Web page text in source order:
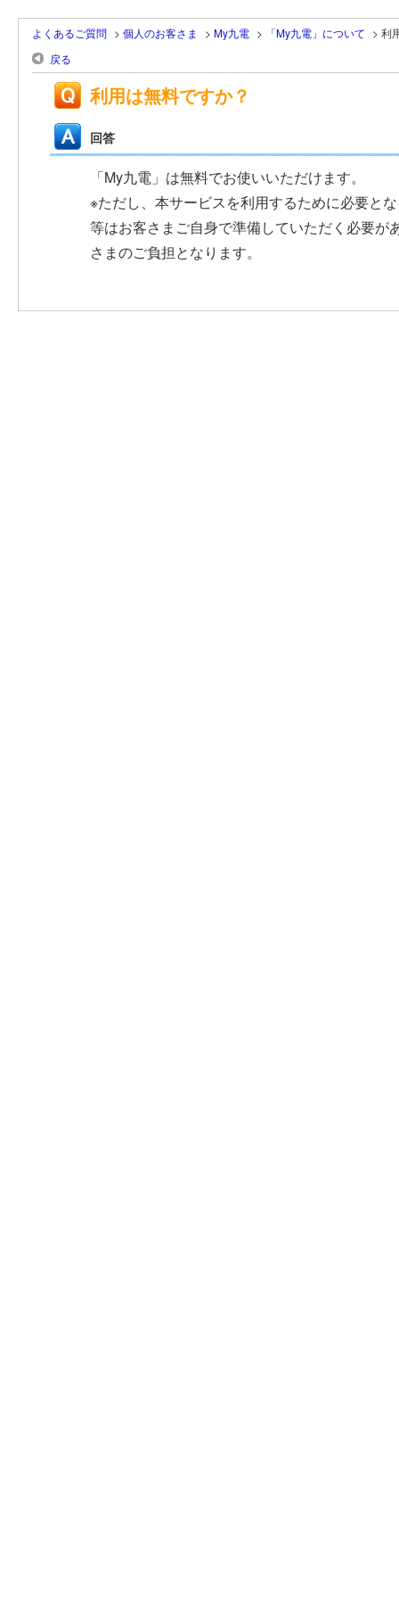
よくあるご質問 > 個人のお客さま > My九電 > 「My九電」について > 利
戻る
利用は無料ですか？
回答
「My九電」は無料でお使いいただけます。
※ただし、本サービスを利用するために必要と
等はお客さまご自身で準備していただく必要
さまのご負担となります。